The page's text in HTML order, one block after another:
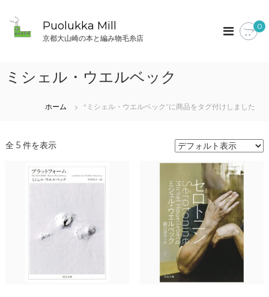
Puolukka Mill
京都大山崎の本と編み物毛糸店
0
ミシェル・ウエルベック
ホーム “ミシェル・ウエルベック”に商品をタグ付けしました
全 5 件を表示